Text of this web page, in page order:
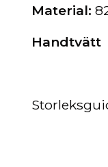
Material:
Handtvätt